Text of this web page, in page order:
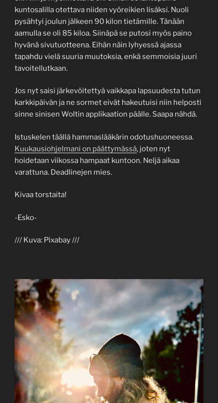
kuntosalilla otettava niiden vyöreikien lisäksi. Nuoli
pysähtyi joulun jälkeen 90 kilon tietämille. Tänään
aamulla se oli 85 kiloa. Siinäpä se putosi myös paino
hyvänä sivutuotteena. Eihän näin lyhyessä ajassa
tapahdu vielä suuria muutoksia, enkä semmoisia juuri
tavoitellutkaan.
Jos nyt saisi järkevöitettyä vaikkapa lapsuudesta tutun
karkkipäivän ja ne sormet eivät hakeutuisi niin helposti
sinne sinisen Woltin applikaation päälle. Saapa nähdä.
Istuskelen täällä hammaslääkärin odotushuoneessa.
Kuukausiohjelmani on päättymässä, joten nyt
hoidetaan viikossa hampaat kuntoon. Neljä aikaa
varattuna. Deadlinejen mies.
Kivaa torstaita!
-Esko-
/// Kuva: Pixabay ///